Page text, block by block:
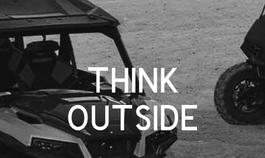
THINK
OUTSIDE